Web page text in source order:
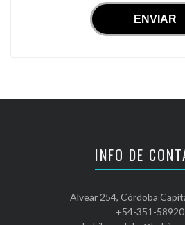
INFO DE
Alvear 254, Córdoba
+54-351-